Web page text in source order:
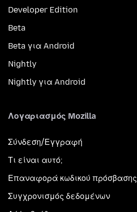
Developer Edition
Beta
Beta για Android
Nightly
Nightly για Android
Λογαριασμός Mozilla
Σύνδεση/Εγγραφή
Τι είναι αυτό;
Επαναφορά κωδικού πρόσβασης
Συγχρονισμός δεδομένων